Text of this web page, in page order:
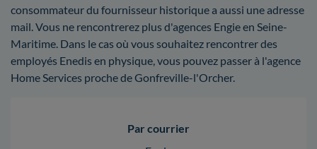
consommateur du fournisseur historique a aussi une adresse
mail. Vous ne rencontrerez plus d'agences Engie en Seine-
Maritime. Dans le cas où vous souhaitez rencontrer des
employés Enedis en physique, vous pouvez passer à l'agence
Home Services proche de Gonfreville-l'Orcher.
Par courrier